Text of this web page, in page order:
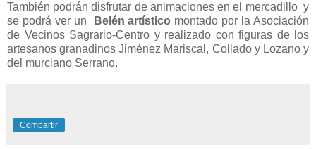
También podrán disfrutar de animaciones en el mercadillo y
se podrá ver un
Belén artístico montado por la Asociación
de Vecinos Sagrario-Centro y realizado con figuras de los
artesanos granadinos Jiménez Mariscal, Collado y Lozano y
del murciano Serrano.
Compartir